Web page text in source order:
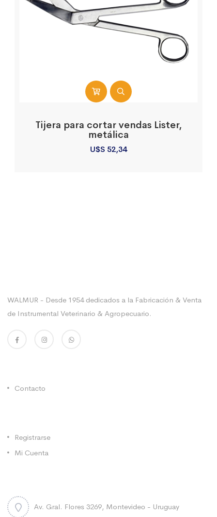
Tijera para cortar vendas Lister,
metálica
U$S 52,34
WALMUR - Desde 1954 dedicados a la Fabricación & Venta
de Instrumental Veterinario & Agropecuario.
Contacto
Registrarse
Mi Cuenta
Av. Gral. Flores 3269, Montevideo - Uruguay